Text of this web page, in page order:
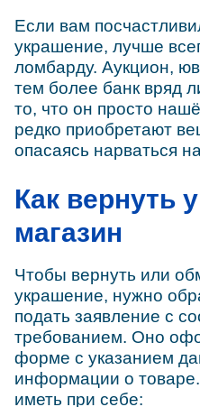
Если вам
украшение, лучше
ломбарду. Аукцион,
тем более банк вряд
то, что он просто
редко приобретают
опасаясь нарваться
Как вернуть
магазин
Чтобы вернуть или
украшение, нужно
подать заявление с
требованием. Оно
форме с указанием
информации о
иметь при себе: